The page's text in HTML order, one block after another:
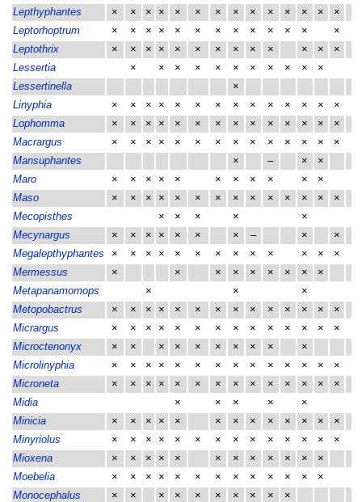
Lepthyphantes
× × × × × × × × × × × × × ×
Leptorhoptrum
× × × × × × × × × × × ×
×
Leptothrix
× × × × × × × × × × × ×
×
Lessertia
× × × × × × × × × ×
×
Lessertinella
×
Linyphia
× × × × × × × × × × × × × ×
Lophomma
× × × × × × × × × × × × × ×
Macrargus
× × × × × × × × × × × × × ×
Mansuphantes
× – ×
×
Maro
× × × × × × × × × × ×
Maso
× × × × × × × × × × × × × ×
Mecopisthes
× × × ×
×
Mecynargus
× × × × × × × – ×
×
Megalepthyphantes
× × × × × × × × × × × × ×
Mermessus
× × × × × × × × ×
Metapanamomops
× ×
×
Metopobactrus
× × × × × × × × × × × × × ×
Micrargus
× × × × × × × × × × × × × ×
Microctenonyx
× × × × × × × × ×
×
Microlinyphia
× × × × × × × × × × × × × ×
Microneta
× × × × × × × × × × × × × ×
Midia
× × × ×
×
Minicia
× × × × × × × × × × × × ×
Minyriolus
× × × × × × × × × × × × × ×
Mioxena
× × × × × × × × × × × ×
Moebelia
× × × × × × × × × × × × ×
Monocephalus
× × × × × × × × ×
×